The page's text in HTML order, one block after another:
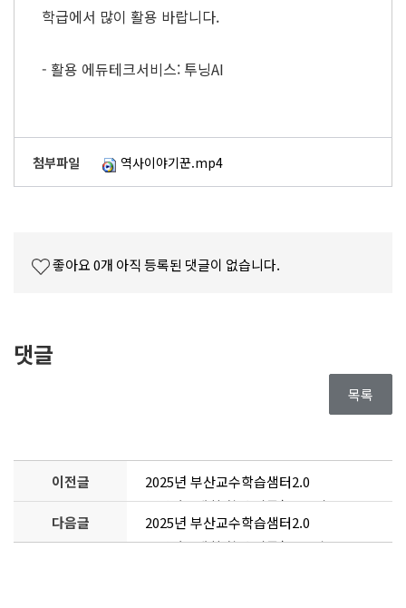
학급에서 많이 활용 바랍니다.
- 활용 에듀테크서비스: 투닝AI
첨부파일 역사이야기꾼.mp4
좋아요0개 아직 등록된 댓글이 없습니다.
댓글
목록
이전글
2025년 부산교수학습샘터2.0
교원경진대회 참여 작품(ZEP 퀴즈
똑똑하게 쓰기)
다음글
2025년 부산교수학습샘터2.0
교원경진대회 참여 작품(인물 탐구!